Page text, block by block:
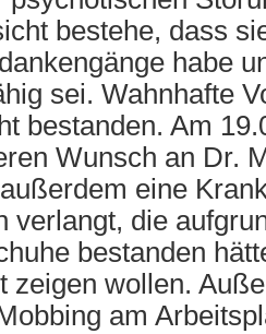
bestehe, dass
habe
sei. Wahnhafte
bestanden. Am
Wunsch an Dr.
eine
verlangt, die
bestanden
zeigen wollen.
am